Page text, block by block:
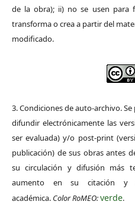
de la obra); ii) no se usen para
transforma o crea a partir del
modificado.
3. Condiciones de auto-archivo.
difundir electrónicamente las
ser evaluada) y/o post-print
publicación) de sus obras antes
su circulación y difusión más
aumento en su citación y
académica. Color RoMEO:verde.